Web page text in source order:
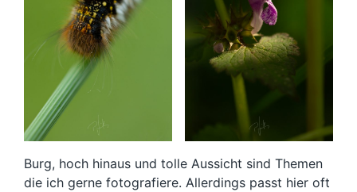
Burg, hoch hinaus und tolle Aussicht sind Themen
die ich gerne fotografiere. Allerdings passt hier oft